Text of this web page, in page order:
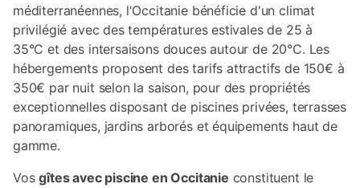
méditerranéennes, l'Occitanie bénéficie d'un climat
privilégié avec des températures estivales de 25 à
35°C et des intersaisons douces autour de 20°C. Les
hébergements proposent des tarifs attractifs de 150€ à
350€ par nuit selon la saison, pour des propriétés
exceptionnelles disposant de piscines privées, terrasses
panoramiques, jardins arborés et équipements haut de
gamme.
Vosgîtes avec piscine en Occitanie constituent le